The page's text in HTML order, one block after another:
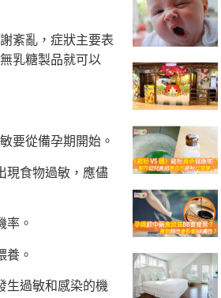
紊亂，症狀主要表
乳糖製品就可以
要從備孕期開始。
現食物過敏，應儘
率。
養。
生過敏和感染的機